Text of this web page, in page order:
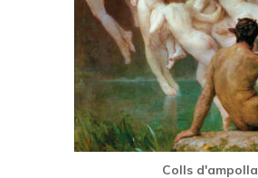
Colls d'ampolla